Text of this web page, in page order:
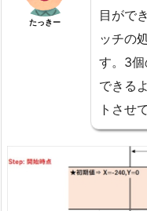
たっきー
目がで
ッチの
す。3個
できる
トさせ